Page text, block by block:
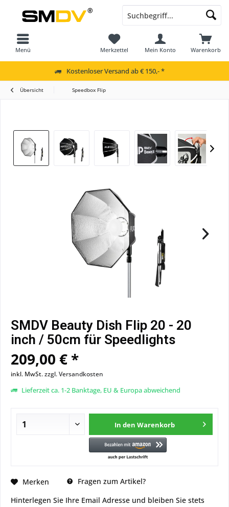
Menü Warenkorb
Merkzettel Mein Konto
Kostenloser Versand ab € 150,- *
Übersicht Speedbox Flip
SMDV Beauty Dish Flip 20 - 20
inch / 50cm für Speedlights
209,00 € *
inkl. MwSt.zzgl. Versandkosten
Lieferzeit ca. 1-2 Banktage, EU & Europa abweichend
In den Warenkorb
Merken
Fragen zum Artikel?
Hinterlegen Sie Ihre Email Adresse und bleiben Sie stets